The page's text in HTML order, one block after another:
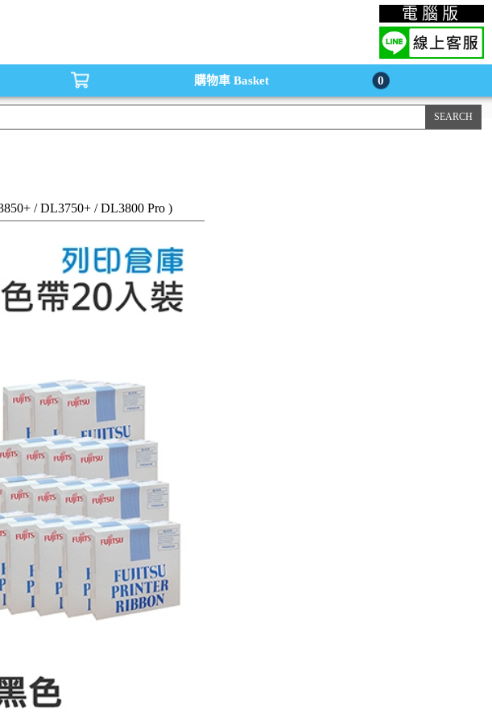
表機-office24列印倉庫線上購物手機版 電腦版
購物車 Basket 0
/ DL3750+ / DL3800 Pro )